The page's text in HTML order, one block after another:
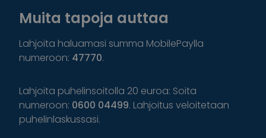
Muita tapoja auttaa
Lahjoita haluamasi summa MobilePaylla
numeroon: 47770.
Lahjoita puhelinsoitolla 20 euroa: Soita
numeroon: 0600 04499. Lahjoitus veloitetaan
puhelinlaskussasi.